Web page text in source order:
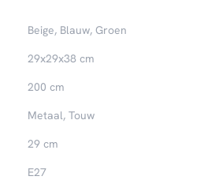
Beige, Blauw, Groen
29x29x38 cm
200 cm
Metaal, Touw
29 cm
E27